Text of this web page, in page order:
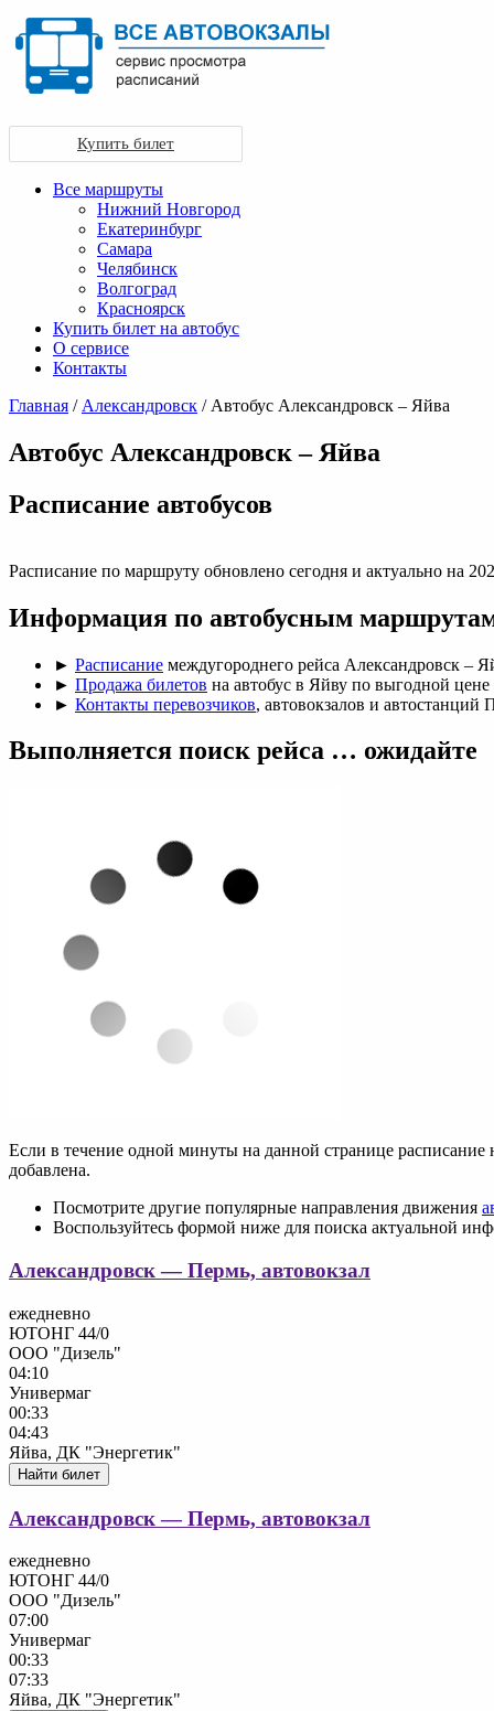
Купить билет
Все маршруты
Нижний Новгород
Екатеринбург
Самара
Челябинск
Волгоград
Красноярск
Купить билет на автобус
О сервисе
Контакты
Главная / Александровск / Автобус Александровск – Яйва
Автобус Александровск – Яйва
Раcписание автобусов
Расписание по маршруту обновлено сегодня и актуально на
Информация по автобусным
► Расписание междугороднего рейса Александровск –
► Продажа билетов на автобус в Яйву по выгодной
► Контакты перевозчиков, автовокзалов и автостанций
Выполняется поиск рейса … ожидайте
Если в течение одной минуты на данной странице
добавлена.
Посмотрите другие популярные направления движения
Воспользуйтесь формой ниже для поиска актуальной
Александровск — Пермь, автовокзал
ежедневно
ЮТОНГ 44/0
ООО "Дизель"
04:10
Универмаг
00:33
04:43
Яйва, ДК "Энергетик"
Найти билет
Александровск — Пермь, автовокзал
ежедневно
ЮТОНГ 44/0
ООО "Дизель"
07:00
Универмаг
00:33
07:33
Яйва, ДК "Энергетик"